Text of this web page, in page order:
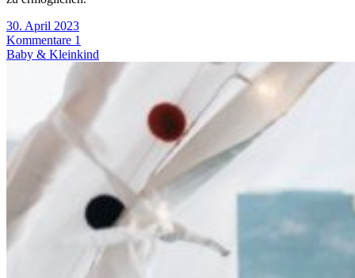
30. April 2023
Kommentare 1
Baby & Kleinkind